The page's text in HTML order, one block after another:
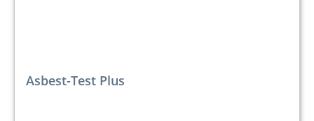
Asbest-Test Plus